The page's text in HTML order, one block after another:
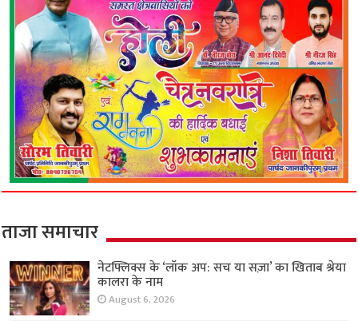
ताजा समाचार
नेटफ्लिक्स के ‘लॉक अप: सच या सज़ा’ का खिताब श्रेया
कालरा के नाम
August 6, 2026